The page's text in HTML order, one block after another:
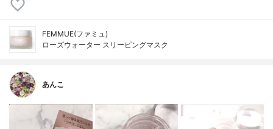
FEMMUE(ファミュ)
ローズウォーター スリーピングマスク
あんこ